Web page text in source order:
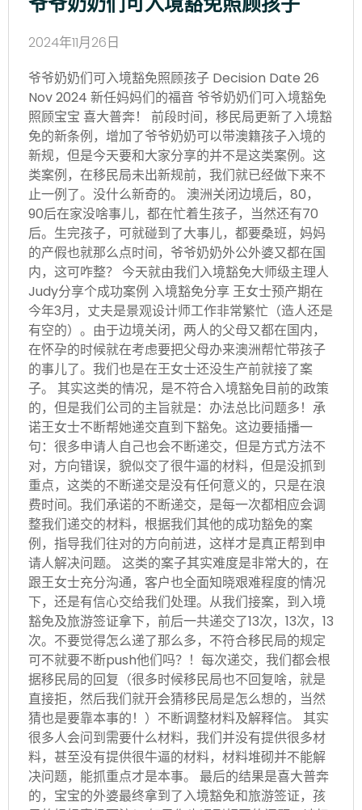
2024年11月26日
爷爷奶奶们可入境豁免照顾孩子 Decision Date 26
Nov 2024 新任妈妈们的福音 爷爷奶奶们可入境豁免
照顾宝宝 喜大普奔！ 前段时间，移民局更新了入境豁
免的新条例，增加了爷爷奶奶可以带澳籍孩子入境的
新规，但是今天要和大家分享的并不是这类案例。这
类案例，在移民局未出新规前，我们就已经做下来不
止一例了。没什么新奇的。 澳洲关闭边境后，80，
90后在家没啥事儿，都在忙着生孩子，当然还有70
后。生完孩子，可就碰到了大事儿，都要桑班，妈妈
的产假也就那么点时间，爷爷奶奶外公外婆又都在国
内，这可咋整？ 今天就由我们入境豁免大师级主理人
Judy分享个成功案例 入境豁免分享 王女士预产期在
今年3月，丈夫是景观设计师工作非常繁忙（造人还是
有空的）。由于边境关闭，两人的父母又都在国内，
在怀孕的时候就在考虑要把父母办来澳洲帮忙带孩子
的事儿了。我们也是在王女士还没生产前就接了案
子。 其实这类的情况，是不符合入境豁免目前的政策
的，但是我们公司的主旨就是：办法总比问题多！承
诺王女士不断帮她递交直到下豁免。这边要插播一
句：很多申请人自己也会不断递交，但是方式方法不
对，方向错误，貌似交了很牛逼的材料，但是没抓到
重点，这类的不断递交是没有任何意义的，只是在浪
费时间。我们承诺的不断递交，是每一次都相应会调
整我们递交的材料，根据我们其他的成功豁免的案
例，指导我们往对的方向前进，这样才是真正帮到申
请人解决问题。 这类的案子其实难度是非常大的，在
跟王女士充分沟通，客户也全面知晓艰难程度的情况
下，还是有信心交给我们处理。从我们接案，到入境
豁免及旅游签证拿下，前后一共递交了13次，13次，13
次。不要觉得怎么递了那么多，不符合移民局的规定
可不就要不断push他们吗？！每次递交，我们都会根
据移民局的回复（很多时候移民局也不回复啥，就是
直接拒，然后我们就开会猜移民局是怎么想的，当然
猜也是要靠本事的！）不断调整材料及解释信。 其实
很多人会问到需要什么材料，我们并没有提供很多材
料，甚至没有提供很牛逼的材料，材料堆砌并不能解
决问题，能抓重点才是本事。 最后的结果是喜大普奔
的，宝宝的外婆最终拿到了入境豁免和旅游签证，孩